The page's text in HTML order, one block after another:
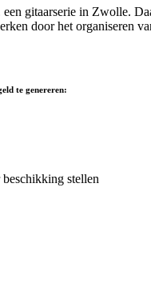
gitaarserie in Zwolle.
door het organiseren
te genereren:
stellen